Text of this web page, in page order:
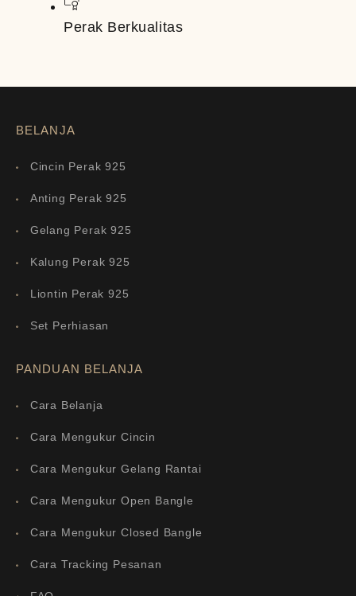
Perak Berkualitas
BELANJA
Cincin Perak 925
Anting Perak 925
Gelang Perak 925
Kalung Perak 925
Liontin Perak 925
Set Perhiasan
PANDUAN BELANJA
Cara Belanja
Cara Mengukur Cincin
Cara Mengukur Gelang Rantai
Cara Mengukur Open Bangle
Cara Mengukur Closed Bangle
Cara Tracking Pesanan